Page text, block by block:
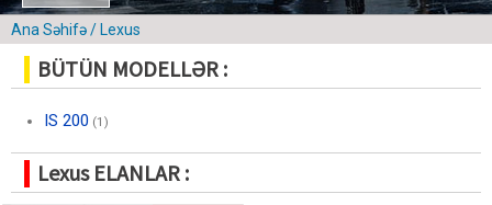
Ana Səhifə/ Lexus
BÜTÜN MODELLƏR :
IS 200 (1)
Lexus ELANLAR :